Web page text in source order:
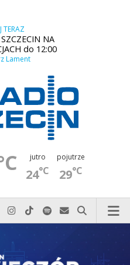
TERAZ
NA
do 12:00
Lament
jutro
24°C
pojutrze
29°C
po prostu do nas zadzwoń
nas na Facebook-u
Odwiedź nas na X
Odwiedź nas na Instagram-ie
Odwiedź nas na TikTok-u
Szukaj nas na Spotify
Wyślij do nas
Szukaj